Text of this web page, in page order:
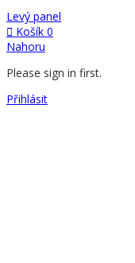
Levý panel
Košík 0
Nahoru
Please sign in first.
Přihlásit